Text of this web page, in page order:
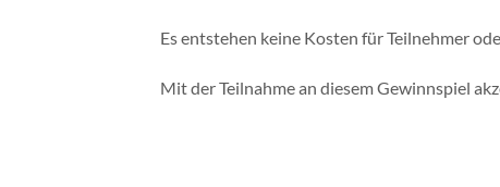
Es entstehen keine Kosten für Teilnehmer
Mit der Teilnahme an diesem Gewinnspiel